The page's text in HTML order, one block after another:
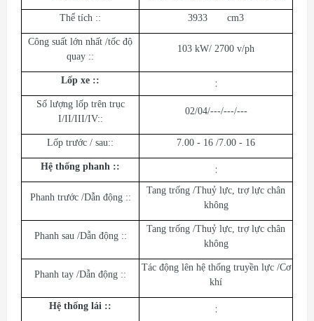
Thể tích :: 3933 cm3
Công suất lớn nhất /tốc độ
quay ::
103 kW/ 2700 v/ph
Lốp xe :: :
Số lượng lốp trên trục
I/II/III/IV::
02/04/---/---/---
Lốp trước / sau:: 7.00 - 16 /7.00 - 16
Hệ thống phanh :: :
Phanh trước /Dẫn động ::
Tang trống /Thuỷ lực, trợ lực chân
không
Phanh sau /Dẫn động ::
Tang trống /Thuỷ lực, trợ lực chân
không
Phanh tay /Dẫn động ::
Tác động lên hệ thống truyền lực /Cơ
khí
Hệ thống lái :: :